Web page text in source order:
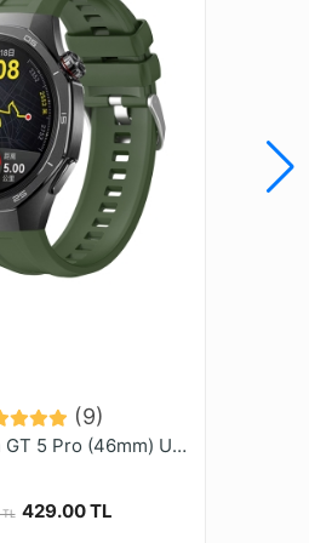
(46mm)
(9)
Huawei Watch GT 5 Pro (46mm) Uyumlu (22mm) Silikon Kordon-130
429.00 TL